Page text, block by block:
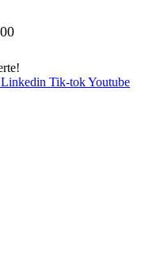
Linkedin Tik-tokYoutube